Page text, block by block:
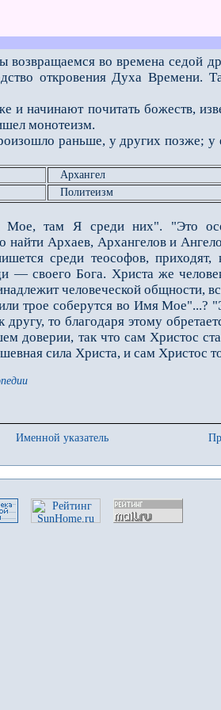
во времена седой
откровения Духа Времени.
начинают почитать божеств,
монотеизм.
раньше, у других позже; у
Архангел
Политеизм
там Я среди них". "Это
найти Архаев, Архангелов и
среди теософов,
— своего Бога. Христа же
человеческой общности,
трое соберутся во Имя Мое"...?
то благодаря этому
доверии, так что сам Христос
сила Христа, и сам Христос
Именной указатель